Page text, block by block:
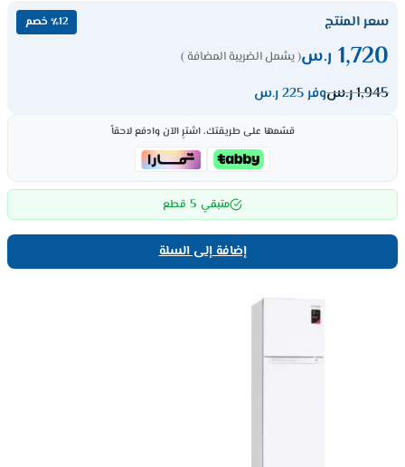
سعر المنتج ٪12 خصم
1,720 ر.س( يشمل الضريبة المضافة )
1,945ر.سوفر 225 ر.س
قسّمها على طريقتك، اشترِ الآن وادفع لاحقاً
متبقي 5 قطع
إضافة إلى السلة